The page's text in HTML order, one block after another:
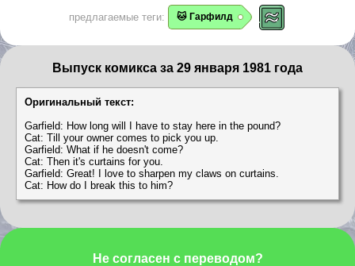
предлагаемые теги: 🐱 Гарфилд
Выпуск комикса за 29 января 1981 года
Оригинальный текст:
Garfield: How long will I have to stay here in the pound?
Cat: Till your owner comes to pick you up.
Garfield: What if he doesn't come?
Cat: Then it's curtains for you.
Garfield: Great! I love to sharpen my claws on curtains.
Cat: How do I break this to him?
Не согласен с переводом?